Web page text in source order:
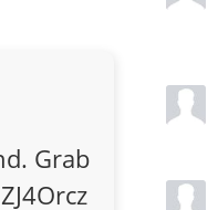
Grab